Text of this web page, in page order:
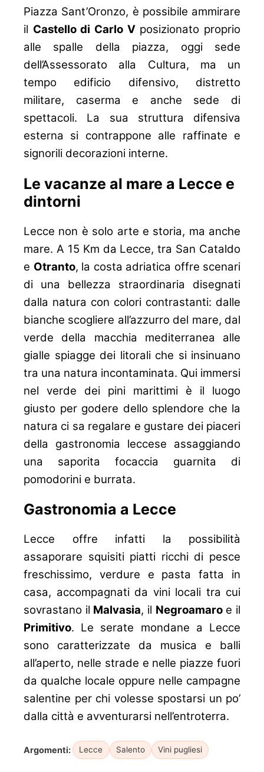
Piazza Sant’Oronzo, è possibile ammirare
il Castello di Carlo Vposizionato proprio
alle spalle della piazza, oggi sede
dell’Assessorato alla Cultura, ma un
tempo edificio difensivo, distretto
militare, caserma e anche sede di
spettacoli. La sua struttura difensiva
esterna si contrappone alle raffinate e
signorili decorazioni interne.
Le vacanze al mare a Lecce e
dintorni
Lecce non è solo arte e storia, ma anche
mare. A 15 Km da Lecce, tra San Cataldo
e Otranto, la costa adriatica offre scenari
di una bellezza straordinaria disegnati
dalla natura con colori contrastanti: dalle
bianche scogliere all’azzurro del mare, dal
verde della macchia mediterranea alle
gialle spiagge dei litorali che si insinuano
tra una natura incontaminata. Qui immersi
nel verde dei pini marittimi è il luogo
giusto per godere dello splendore che la
natura ci sa regalare e gustare dei piaceri
della gastronomia leccese assaggiando
una saporita focaccia guarnita di
pomodorini e burrata.
Gastronomia a Lecce
Lecce offre infatti la possibilità
assaporare squisiti piatti ricchi di pesce
freschissimo, verdure e pasta fatta in
casa, accompagnati da vini locali tra cui
sovrastano il Malvasia, il Negroamaroe il
Primitivo. Le serate mondane a Lecce
sono caratterizzate da musica e balli
all’aperto, nelle strade e nelle piazze fuori
da qualche locale oppure nelle campagne
salentine per chi volesse spostarsi un po’
dalla città e avventurarsi nell’entroterra.
Argomenti: Lecce Salento Vini pugliesi